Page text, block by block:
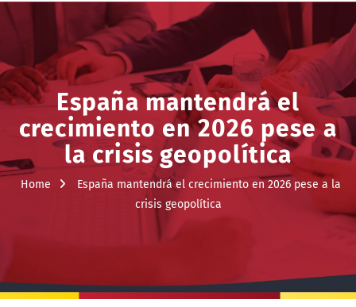
España mantendrá el
crecimiento en 2026 pese a
la crisis geopolítica
Home
España mantendrá el crecimiento en 2026 pese a la
crisis geopolítica